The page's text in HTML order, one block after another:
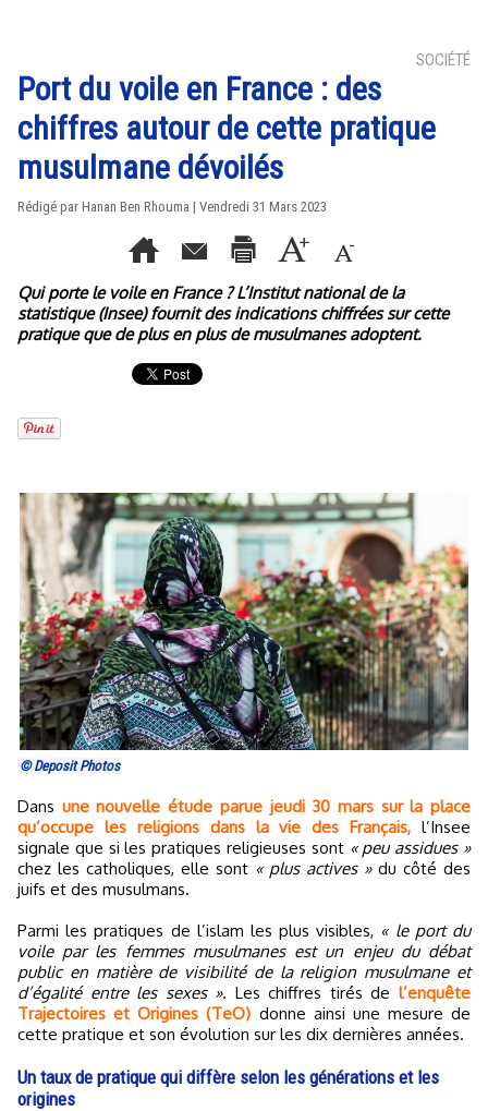
SOCIÉTÉ
Port du voile en France : des
chiffres autour de cette pratique
musulmane dévoilés
Rédigé par Hanan Ben Rhouma | Vendredi 31 Mars 2023
Qui porte le voile en France ? L’Institut national de la
statistique (Insee) fournit des indications chiffrées sur cette
pratique que de plus en plus de musulmanes adoptent.
© Deposit Photos
Dans une nouvelle étude parue jeudi 30 mars sur la place
qu’occupe les religions dans la vie des Français, l’Insee
signale que si les pratiques religieuses sont « peu assidues »
chez les catholiques, elle sont « plus actives »du côté des
juifs et des musulmans.
Parmi les pratiques de l’islam les plus visibles, « le port du
voile par les femmes musulmanes est un enjeu du débat
public en matière de visibilité de la religion musulmane et
d’égalité entre les sexes ». Les chiffres tirés del’enquête
Trajectoires et Origines (TeO) donne ainsi une mesure de
cette pratique et son évolution sur les dix dernières années.
Un taux de pratique qui diffère selon les générations et les
origines